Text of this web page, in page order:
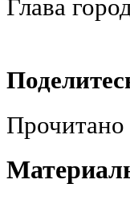
Глава
Прочитано